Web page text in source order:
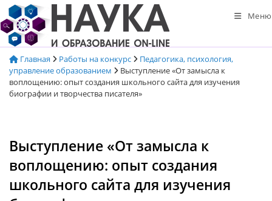
Перейти
к
содержимому
Меню
Главная Работы на конкурс
Педагогика, психология,
управление образованием
Выступление «От замысла к
воплощению: опыт создания школьного сайта для изучения
биографии и творчества писателя»
Выступление «От замысла к
воплощению: опыт создания
школьного сайта для изучения